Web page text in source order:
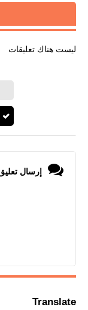
ليست هناك تعليقات
إرسال
Translate